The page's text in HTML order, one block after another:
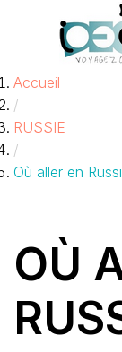
contenu
Accueil
/
RUSSIE
/
Où aller en
OÙ